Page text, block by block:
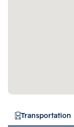
Transportation